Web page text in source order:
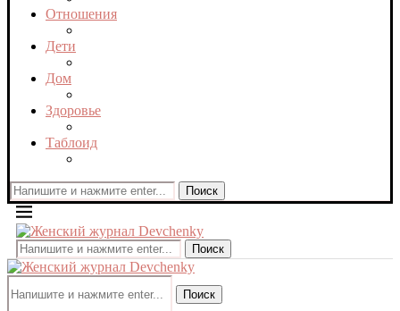
Отношения
Дети
Дом
Здоровье
Таблоид
Поиск
Поиск
Поиск